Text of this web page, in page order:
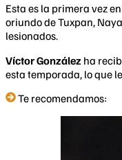
Esta es la primera vez
oriundo de Tuxpan,
lesionados.
Víctor González ha
esta temporada, lo que
Te recomendamos: